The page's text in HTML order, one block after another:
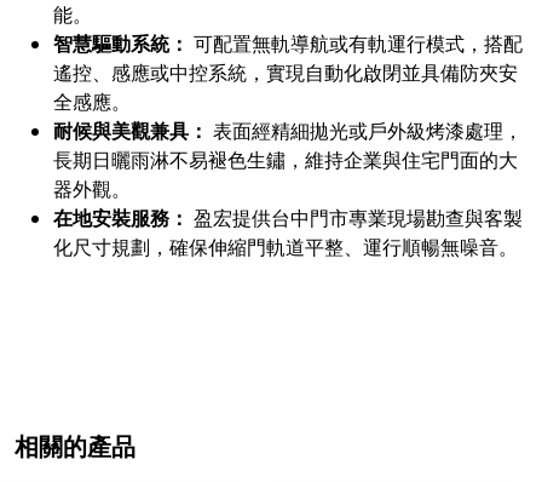
能。
智慧驅動系統： 可配置無軌導航或有軌運行模式，搭配
遙控、感應或中控系統，實現自動化啟閉並具備防夾安
全感應。
耐候與美觀兼具： 表面經精細拋光或戶外級烤漆處理，
長期日曬雨淋不易褪色生鏽，維持企業與住宅門面的大
器外觀。
在地安裝服務： 盈宏提供台中門市專業現場勘查與客製
化尺寸規劃，確保伸縮門軌道平整、運行順暢無噪音。
相關的產品